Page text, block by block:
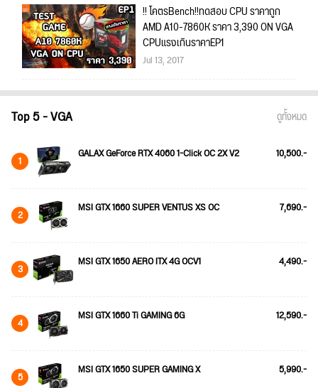
!! โคตรBench!!ทดสอบ CPU ราคาถูก
AMD A10-7860K ราคา 3,390 ON VGA
CPUแรงเกินราคาEP1
Jul 13, 2017
Top 5 - VGA ดูทั้งหมด
1 GALAX GeForce RTX 4060 1-Click OC 2X V2 10,500.-
2 MSI GTX 1660 SUPER VENTUS XS OC 7,690.-
3 MSI GTX 1650 AERO ITX 4G OCV1 4,490.-
4 MSI GTX 1660 Ti GAMING 6G 12,590.-
5 MSI GTX 1650 SUPER GAMING X 5,990.-